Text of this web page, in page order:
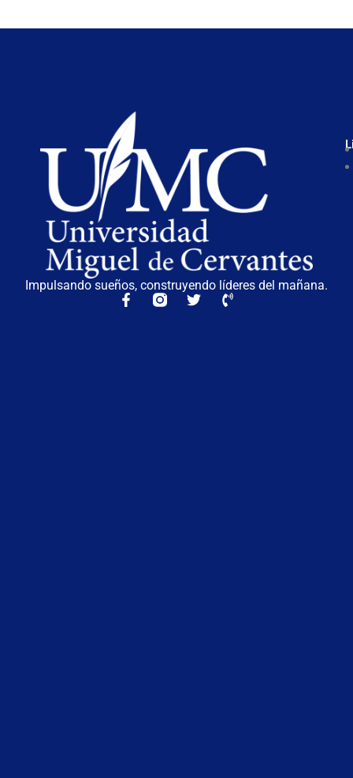
Impulsando sueños, construyendo líderes del mañana.